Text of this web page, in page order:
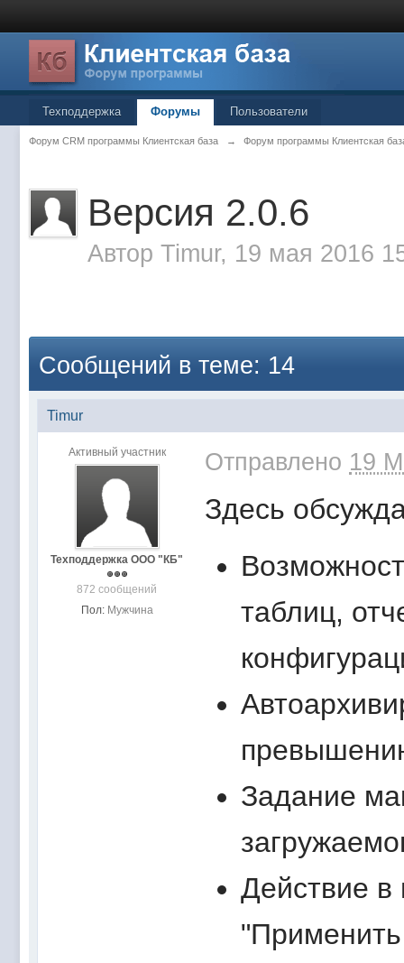
Техподдержка Форумы Пользователи
Форум CRM программы Клиентская база → Форум программы Клиентская
Версия 2.0.6
Автор Timur, 19 мая 2016
Сообщений в теме: 14
Timur
Активный участник
Техподдержка ООО "КБ"
872 сообщений
Пол: Мужчина
Отправлено 19
Здесь
таблиц,
Задание
Действие в